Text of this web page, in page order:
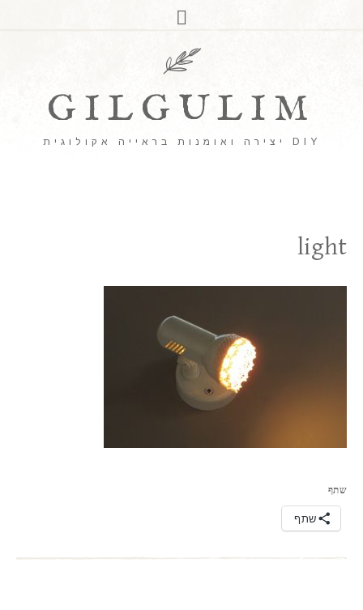
GILGULIM
DIY יצירה ואומנות בראייה אקולוגית
light
שתף
שתף